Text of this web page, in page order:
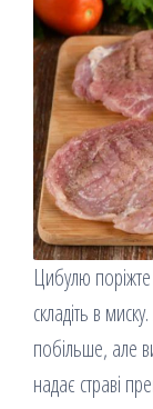
Цибулю
складіть в
побільше, але
надає страві